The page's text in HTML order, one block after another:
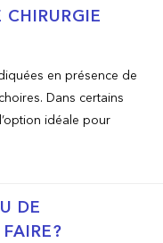
CHIRURGIE
en présence de
Dans certains
idéale pour
DE